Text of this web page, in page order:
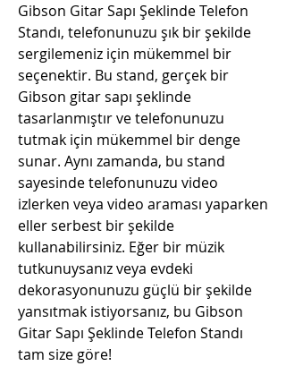
Gibson Gitar Sapı Şeklinde Telefon
Standı, telefonunuzu şık bir şekilde
sergilemeniz için mükemmel bir
seçenektir. Bu stand, gerçek bir
Gibson gitar sapı şeklinde
tasarlanmıştır ve telefonunuzu
tutmak için mükemmel bir denge
sunar. Aynı zamanda, bu stand
sayesinde telefonunuzu video
izlerken veya video araması yaparken
eller serbest bir şekilde
kullanabilirsiniz. Eğer bir müzik
tutkunuysanız veya evdeki
dekorasyonunuzu güçlü bir şekilde
yansıtmak istiyorsanız, bu Gibson
Gitar Sapı Şeklinde Telefon Standı
tam size göre!